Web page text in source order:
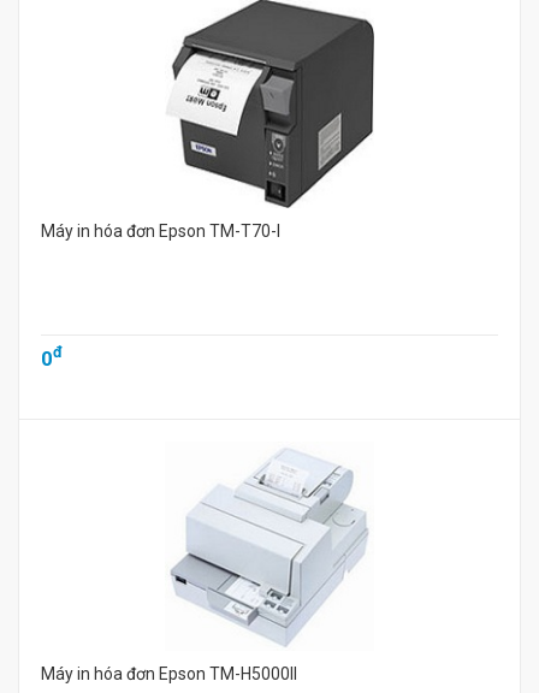
Máy in hóa đơn Epson TM-T70-I
0đ
Máy in hóa đơn Epson TM-H5000II